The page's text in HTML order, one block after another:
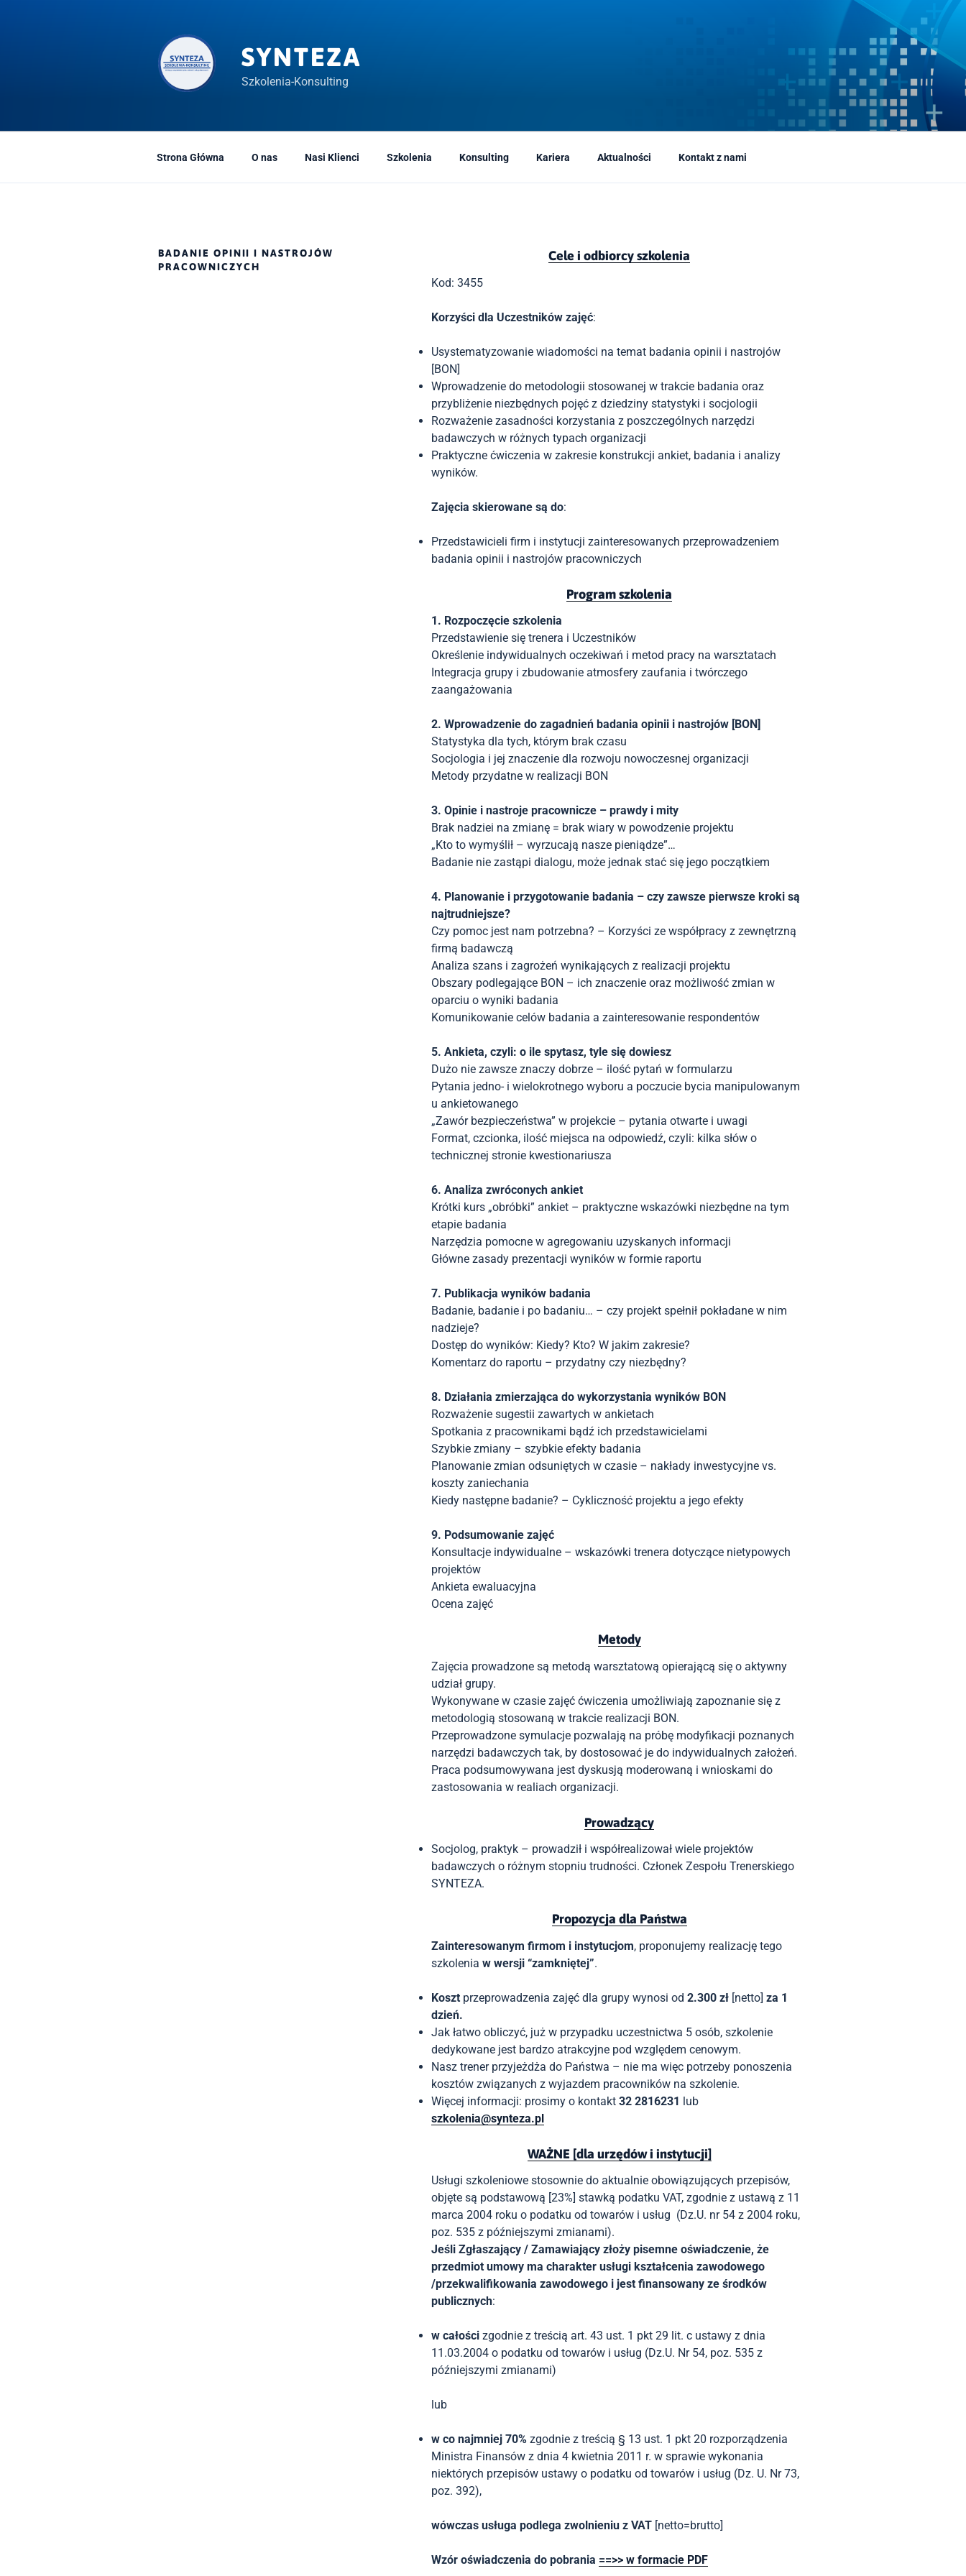
SYNTEZA
Szkolenia-Konsulting
Strona Główna O nas Nasi Klienci Szkolenia Konsulting Kariera Aktualności Kontakt z nami
BADANIE OPINII I NASTROJÓW
PRACOWNICZYCH
Cele i odbiorcy szkolenia
Kod: 3455
Korzyści dla Uczestników zajęć:
Usystematyzowanie wiadomości na temat badania opinii i nastrojów
[BON]
Wprowadzenie do metodologii stosowanej w trakcie badania oraz
przybliżenie niezbędnych pojęć z dziedziny statystyki i socjologii
Rozważenie zasadności korzystania z poszczególnych narzędzi
badawczych w różnych typach organizacji
Praktyczne ćwiczenia w zakresie konstrukcji ankiet, badania i analizy
wyników.
Zajęcia skierowane są do:
Przedstawicieli firm i instytucji zainteresowanych przeprowadzeniem
badania opinii i nastrojów pracowniczych
Program szkolenia
1. Rozpoczęcie szkolenia
Przedstawienie się trenera i Uczestników
Określenie indywidualnych oczekiwań i metod pracy na warsztatach
Integracja grupy i zbudowanie atmosfery zaufania i twórczego
zaangażowania
2. Wprowadzenie do zagadnień badania opinii i nastrojów [BON]
Statystyka dla tych, którym brak czasu
Socjologia i jej znaczenie dla rozwoju nowoczesnej organizacji
Metody przydatne w realizacji BON
3. Opinie i nastroje pracownicze – prawdy i mity
Brak nadziei na zmianę = brak wiary w powodzenie projektu
„Kto to wymyślił – wyrzucają nasze pieniądze”…
Badanie nie zastąpi dialogu, może jednak stać się jego początkiem
4. Planowanie i przygotowanie badania – czy zawsze pierwsze kroki są
najtrudniejsze?
Czy pomoc jest nam potrzebna? – Korzyści ze współpracy z zewnętrzną
firmą badawczą
Analiza szans i zagrożeń wynikających z realizacji projektu
Obszary podlegające BON – ich znaczenie oraz możliwość zmian w
oparciu o wyniki badania
Komunikowanie celów badania a zainteresowanie respondentów
5. Ankieta, czyli: o ile spytasz, tyle się dowiesz
Dużo nie zawsze znaczy dobrze – ilość pytań w formularzu
Pytania jedno- i wielokrotnego wyboru a poczucie bycia manipulowanym
u ankietowanego
„Zawór bezpieczeństwa” w projekcie – pytania otwarte i uwagi
Format, czcionka, ilość miejsca na odpowiedź, czyli: kilka słów o
technicznej stronie kwestionariusza
6. Analiza zwróconych ankiet
Krótki kurs „obróbki” ankiet – praktyczne wskazówki niezbędne na tym
etapie badania
Narzędzia pomocne w agregowaniu uzyskanych informacji
Główne zasady prezentacji wyników w formie raportu
7. Publikacja wyników badania
Badanie, badanie i po badaniu… – czy projekt spełnił pokładane w nim
nadzieje?
Dostęp do wyników: Kiedy? Kto? W jakim zakresie?
Komentarz do raportu – przydatny czy niezbędny?
8. Działania zmierzająca do wykorzystania wyników BON
Rozważenie sugestii zawartych w ankietach
Spotkania z pracownikami bądź ich przedstawicielami
Szybkie zmiany – szybkie efekty badania
Planowanie zmian odsuniętych w czasie – nakłady inwestycyjne vs.
koszty zaniechania
Kiedy następne badanie? – Cykliczność projektu a jego efekty
9. Podsumowanie zajęć
Konsultacje indywidualne – wskazówki trenera dotyczące nietypowych
projektów
Ankieta ewaluacyjna
Ocena zajęć
Metody
Zajęcia prowadzone są metodą warsztatową opierającą się o aktywny
udział grupy.
Wykonywane w czasie zajęć ćwiczenia umożliwiają zapoznanie się z
metodologią stosowaną w trakcie realizacji BON.
Przeprowadzone symulacje pozwalają na próbę modyfikacji poznanych
narzędzi badawczych tak, by dostosować je do indywidualnych założeń.
Praca podsumowywana jest dyskusją moderowaną i wnioskami do
zastosowania w realiach organizacji.
Prowadzący
Socjolog, praktyk – prowadził i współrealizował wiele projektów
badawczych o różnym stopniu trudności. Członek Zespołu Trenerskiego
SYNTEZA.
Propozycja dla Państwa
Zainteresowanym firmom i instytucjom, proponujemy realizację tego
szkolenia w wersji “zamkniętej”.
Kosztprzeprowadzenia zajęć dla grupy wynosi od 2.300 zł[netto] za 1
dzień.
Jak łatwo obliczyć, już w przypadku uczestnictwa 5 osób, szkolenie
dedykowane jest bardzo atrakcyjne pod względem cenowym.
Nasz trener przyjeżdża do Państwa – nie ma więcpotrzeby ponoszenia
kosztów związanych z wyjazdem pracowników na szkolenie.
Więcej informacji: prosimy o kontakt 32 2816231 lub
szkolenia@synteza.pl
WAŻNE [dla urzędów i instytucji]
Usługi szkoleniowestosownie doaktualnie obowiązujących przepisów,
objęte są podstawową [23%] stawką podatku VAT,zgodnie z ustawą z 11
marca 2004 roku o podatku od towarów i usług (Dz.U. nr 54 z 2004 roku,
poz. 535 z późniejszymi zmianami).
Jeśli Zgłaszający / Zamawiający złoży pisemne oświadczenie, że
przedmiot umowy ma charakter usługi kształcenia zawodowego
/przekwalifikowania zawodowego i jest finansowany ze środków
publicznych:
w całości zgodnie z treścią art. 43 ust. 1 pkt 29 lit. c ustawy z dnia
11.03.2004 o podatku od towarów i usług (Dz.U. Nr 54, poz. 535 z
późniejszymi zmianami)
lub
w co najmniej 70% zgodnie z treścią § 13 ust. 1 pkt 20 rozporządzenia
Ministra Finansów z dnia 4 kwietnia 2011 r. w sprawie wykonania
niektórych przepisów ustawy o podatku od towarów i usług (Dz. U. Nr 73,
poz. 392),
wówczas usługa podlega zwolnieniu z VAT[netto=brutto]
Wzór oświadczenia do pobrania ==>> w formacie PDF